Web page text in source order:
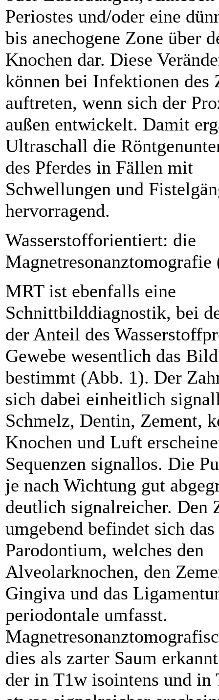
Periostes und/oder eine
bis anechogene ­Zone über
Knochen dar. Diese
können bei Infektionen des
auftreten, wenn sich der
außen entwickelt. Damit
Ultraschall die
des Pferdes in Fällen mit
Schwellungen und
hervorragend.
Wasserstofforientiert: die
MRT ist ebenfalls eine
Schnittbilddiagnostik, bei
der Anteil des
Gewebe wesentlich das Bild
bestimmt (Abb. 1). Der
sich dabei einheitlich
Schmelz, Dentin, Zement,
Knochen und Luft
Sequenzen signallos. Die
je nach Wichtung gut
deutlich signalreicher. Den
umgebend befindet sich das
Parodontium, welches den
Alveolarknochen, den
Gingiva und das
periodontale umfasst.
dies als zarter Saum
der in T1w isointens und in